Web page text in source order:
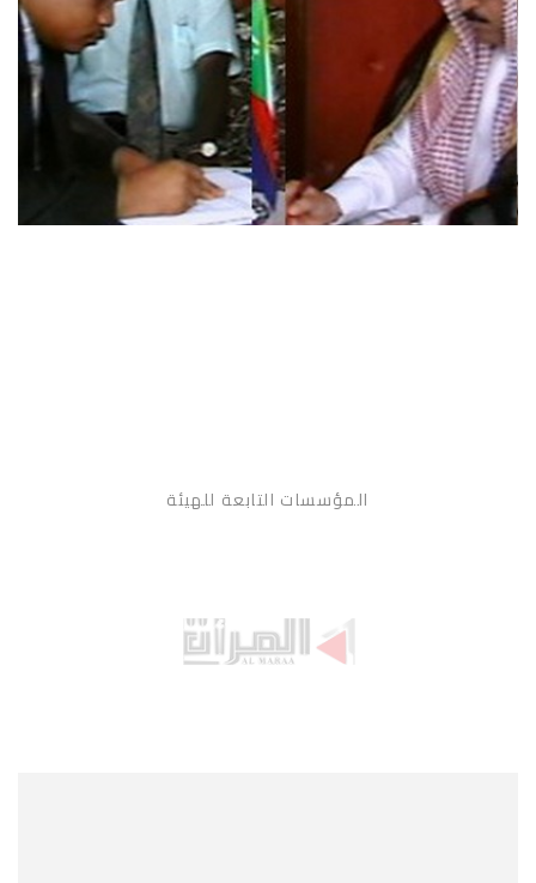
المؤسسات التابعة للهيئة